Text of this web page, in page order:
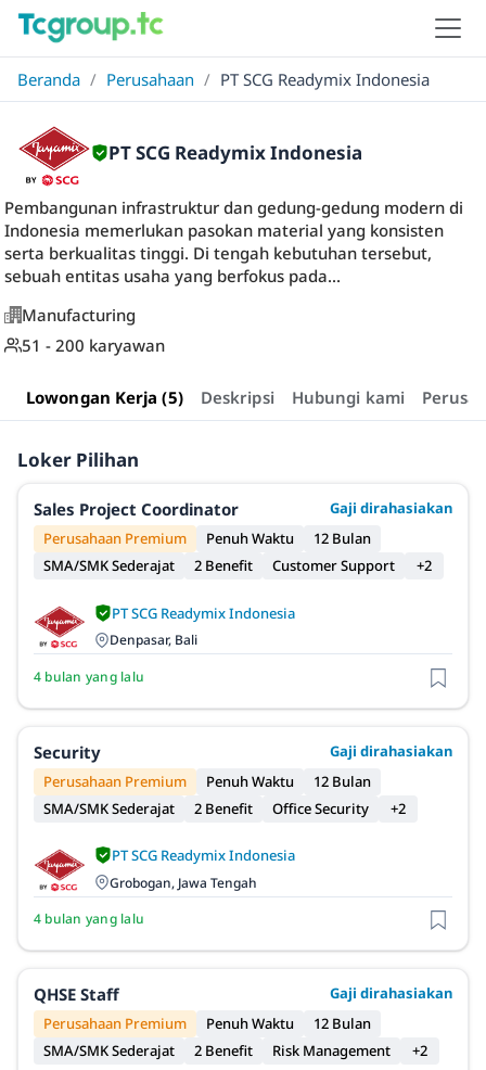
Beranda / Perusahaan / PT SCG Readymix Indonesia
PT SCG Readymix Indonesia
Pembangunan infrastruktur dan gedung-gedung modern di
Indonesia memerlukan pasokan material yang konsisten
serta berkualitas tinggi. Di tengah kebutuhan tersebut,
sebuah entitas usaha yang berfokus pada...
Manufacturing
51 - 200 karyawan
Lowongan Kerja (5) Deskripsi Hubungi kami
Loker Pilihan
Sales Project Coordinator
Gaji dirahasiakan
Perusahaan Premium
Penuh Waktu
12 Bulan
SMA/SMK Sederajat
2 Benefit Customer Support +2
PT SCG Readymix Indonesia
Denpasar, Bali
4 bulan yang lalu
Security
Gaji dirahasiakan
Perusahaan Premium
Penuh Waktu
12 Bulan
SMA/SMK Sederajat
2 Benefit Office Security +2
PT SCG Readymix Indonesia
Grobogan, Jawa Tengah
4 bulan yang lalu
QHSE Staff
Gaji dirahasiakan
Perusahaan Premium
Penuh Waktu
12 Bulan
SMA/SMK Sederajat
2 Benefit Risk Management +2